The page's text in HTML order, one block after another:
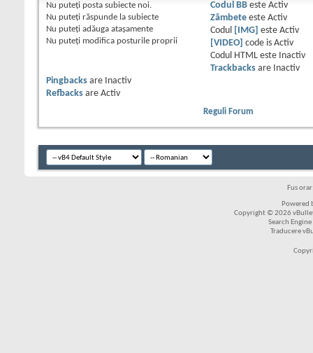
Nu puteţi posta subiecte noi.
Nu puteţi răspunde la subiecte
Nu puteţi adăuga ataşamente
Nu puteţi modifica posturile proprii
Codul BBeste Activ
Zâmbeteeste Activ
Codul
[IMG] este Activ
[VIDEO]
code is Activ
Codul HTML este
Inactiv
Trackbacksare
Inactiv
Pingbacks are
Inactiv
Refbacks are Activ
Reguli Forum
Fus
Powered
Copyright © 2026
Search
Traducere